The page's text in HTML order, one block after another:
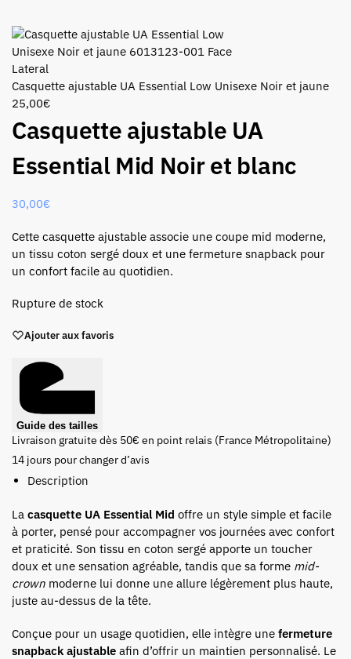
Casquette ajustable UA Essential Low Unisexe Noir et jaune
25,00€
Casquette ajustable UA
Essential Mid Noir et blanc
30,00€
Cette casquette ajustable associe une coupe mid moderne,
un tissu coton sergé doux et une fermeture snapback pour
un confort facile au quotidien.
Rupture de stock
Ajouter aux favoris
Guide des tailles
Livraison gratuite dès 50€ en point relais (France Métropolitaine)
14 jours pour changer d’avis
Description
La casquette UA Essential Mid offre un style simple et facile
à porter, pensé pour accompagner vos journées avec confort
et praticité. Son tissu en coton sergé apporte un toucher
doux et une sensation agréable, tandis que sa forme mid-
crown moderne lui donne une allure légèrement plus haute,
juste au-dessus de la tête.
Conçue pour un usage quotidien, elle intègre une fermeture
snapback ajustable afin d’offrir un maintien personnalisé. Le